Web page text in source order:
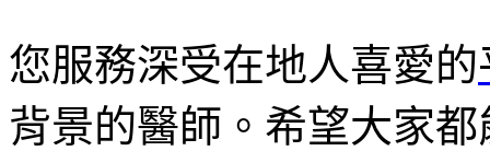
您服務深受在地人喜愛的
背景的醫師。希望大家